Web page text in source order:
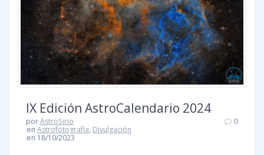
IX Edición AstroCalendario 2024
porAstroSirio
enAstrofotografía, Divulgación
en 18/10/2023
0